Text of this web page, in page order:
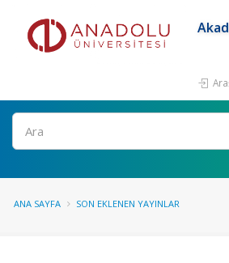
Ara
ANA SAYFA SON EKLENEN YAYINLAR